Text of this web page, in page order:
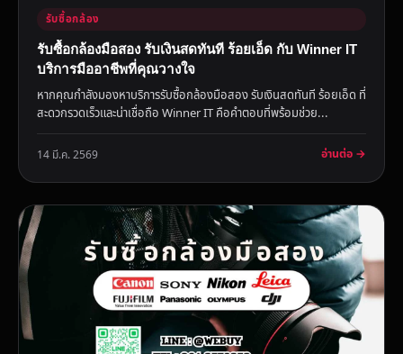
รับซื้อกล้อง
รับซื้อกล้องมือสอง รับเงินสดทันที ร้อยเอ็ด กับ Winner IT
บริการมืออาชีพที่คุณวางใจ
หากคุณกำลังมองหาบริการรับซื้อกล้องมือสอง รับเงินสดทันที ร้อยเอ็ด ที่
สะดวกรวดเร็วและน่าเชื่อถือ Winner IT คือคำตอบที่พร้อมช่วย...
14 มี.ค. 2569 อ่านต่อ →